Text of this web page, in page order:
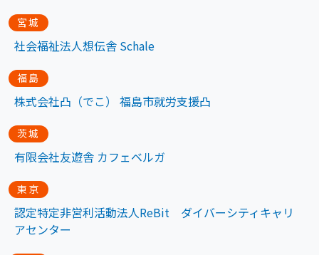
宮城
社会福祉法人想伝舎 Schale
福島
株式会社凸（でこ） 福島市就労支援凸
茨城
有限会社友遊舎 カフェベルガ
東京
認定特定非営利活動法人ReBit ダイバーシティキャリ
アセンター